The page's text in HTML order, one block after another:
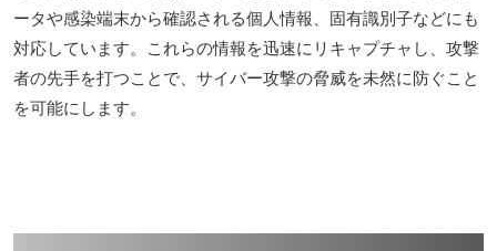
ータや感染端末から確認される個人情報、固有識別子などにも
対応しています。これらの情報を迅速にリキャプチャし、攻撃
者の先手を打つことで、サイバー攻撃の脅威を未然に防ぐこと
を可能にします。